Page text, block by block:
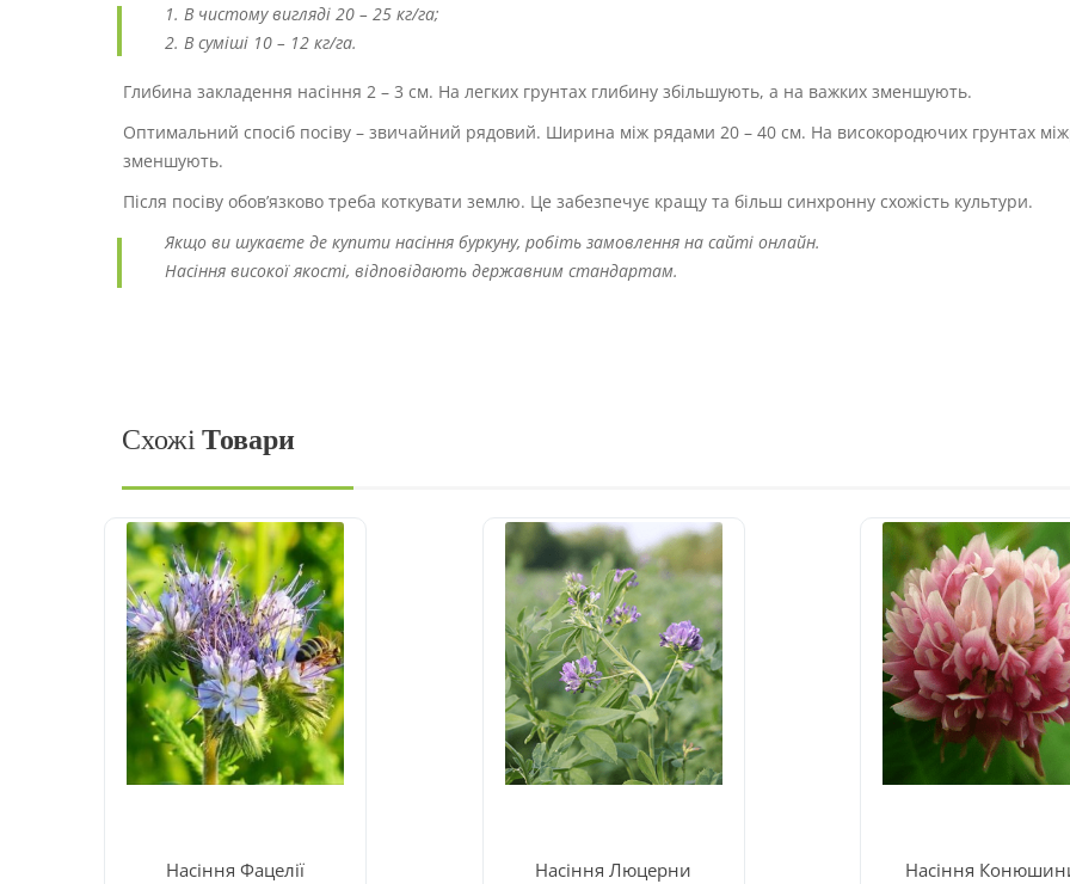
В чистому вигляді 20 – 25 кг/га;
В суміші 10 – 12 кг/га.
Глибина закладення насіння 2 – 3 см. На легких грунтах глибину збільшують, а на важких зменшують.
Оптимальний спосіб посіву – звичайний рядовий. Ширина між рядами 20 – 40 см. На високородючих грунтах
зменшують.
Після посіву обов’язково треба коткувати землю. Це забезпечує кращу та більш синхронну схожість культури.
Якщо ви шукаєте де купити насіння буркуну, робіть замовлення на сайті онлайн.
Насіння високої якості, відповідають державним стандартам.
Схожі Товари
Насіння Фацелії
Насіння Люцерни
Насіння